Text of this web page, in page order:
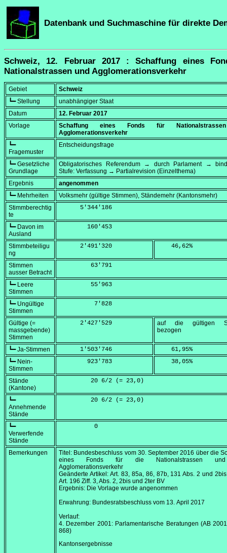
Datenbank und Suchmaschine für direkte
Schweiz, 12. Februar 2017 : Schaffung eines
Nationalstrassen und Agglomerationsverkehr
Gebiet
Schweiz
┗━ Stellung
unabhängiger Staat
Datum
12. Februar 2017
Vorlage
Schaffung eines Fonds für
Agglomerationsverkehr
┗━
Fragemuster
Entscheidungsfrage
┗━ Gesetzliche
Grundlage
Obligatorisches Referendum → durch Parlament →
Stufe: Verfassung → Partialrevision (Einzelthema)
Ergebnis
angenommen
┗━ Mehrheiten
Volksmehr (gültige Stimmen), Ständemehr (Kantonsmehr)
Stimmberechtig
te
      5'344'186
┗━ Davon im
Ausland
        160'453
Stimmbeteiligu
ng
      2'491'320
    46,62
%
Stimmen
ausser Betracht
         63'791
┗━ Leere
Stimmen
         55'963
┗━ Ungültige
Stimmen
          7'828
Gültige (=
massgebende)
Stimmen
      2'427'529
auf die gültigen
bezogen
┗━ Ja-Stimmen
      1'503'746
    61,95
%
┗━ Nein-
Stimmen
        923'783
    38,05
%
Stände
(Kantone)
         20 6/2 (=
23,0 )
┗━
Annehmende
Stände
         20 6/2 (=
23,0 )
┗━
Verwerfende
Stände
          0
Bemerkungen Titel: Bundesbeschluss vom 30. September 2016 über die
eines Fonds für die Nationalstrassen
Agglomerationsverkehr
Geänderte Artikel: Art. 83, 85a, 86, 87b, 131 Abs. 2 und
Art. 196 Ziff. 3, Abs. 2, 2bis und 2ter BV
Ergebnis: Die Vorlage wurde angenommen
Erwahrung: Bundesratsbeschluss vom 13. April 2017
Verlauf:
4. Dezember 2001: Parlamentarische Beratungen (AB
868)
Kantonsergebnisse